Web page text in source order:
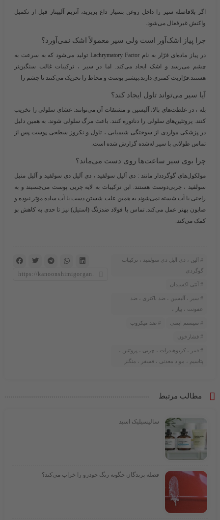
اگر بلافاصله سیر را داخل روغن بسیار داغ بریزید، آنزیم آلییناز قبل از تکمیل
واکنش غیرفعال می‌شود.
چرا پیاز اشک‌آور است ولی سیر معمولاً اشک نمی‌آورد؟
در پیاز ماده‌ای فرّار به نام Lachrymatory Factor تولید می‌شود که به سرعت به
چشم می‌رسد و اشک ایجاد می‌کند. اما در سیر ، ترکیبات غالب سنگین‌تر
هستند.فرّاریت کمتری دارند.بیشتر پوست و مخاط را تحریک می‌کنند تا چشم را
آیا سیر می‌تواند تاول ایجاد کند؟
بله ، در غلظت‌های بالا، آلیسین و مشتقات آن می‌توانند: غشای سلولی را تخریب
کنند. پروتئین‌های سلولی را دناتوره کنند. باعث مرگ سلولی شوند. به همین دلیل
در پزشکی مواردی از سوختگی شیمیایی ، تاول و نکروز سطحی پوست پس از
تماس طولانی با سیر له‌شده گزارش شده است.
چرا بوی سیر ساعت‌ها روی دست می‌ماند؟
مولکول‌های گوگرددار مانند : دی آلیل سولفید ، دی آلیل دی سولفید و آلیل متیل
سولفید ، چربی‌دوست هستند. این ترکیبات به لایه چربی پوست می‌چسبند و به
راحتی با آب شسته نمی‌شوند.به همین علت شستن دست با آب ساده مؤثر نبوده و
صابون بهتر عمل می‌کند. تماس با فولاد ضدزنگ (استیل) نیز تا حدی به کاهش بو
کمک می‌کند.
آلین ، دی آلیل دی سولفید ، ترکیبات
گوگردی
آنتی اکسیدان
سیر ، آلیسین ، ضد باکتری ، ضد
عفونت ، پیاز ،
سیستم ایمنی ضد میکروب
فشارخون
فیبر ، کربوهیدرات ، چربی ، پروتئین ،
پتاسیم ، مواد معدنی ، فسفر ، منگنز
مطالب مرتبط
سالیسیلیک اسید
فضله پرندگان چگونه رنگ خودرو را خراب می‌کند؟